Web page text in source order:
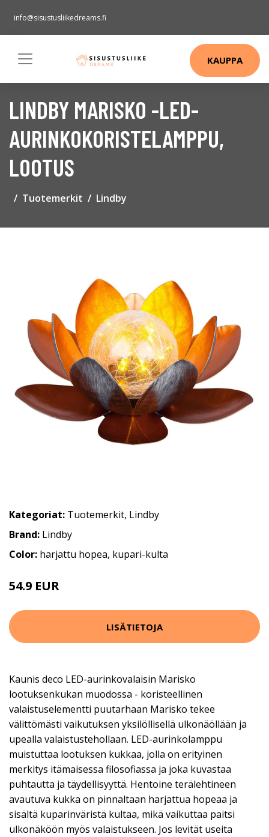
info@sisustusliikedreams.fi
KAUPPA
LINDBY MARISKO -LED-
AURINKOKORISTELAMPPU,
LOOTUS
Tuotemerkit Lindby
Kategoriat: Tuotemerkit, Lindby
Brand: Lindby
Color: harjattu hopea, kupari-kulta
54.9 EUR
LISÄTIETOJA
Kaunis deco LED-aurinkovalaisin Marisko
lootuksenkukan muodossa - koristeellinen
valaistuselementti puutarhaan Marisko tekee
välittömästi vaikutuksen yksilöllisellä ulkonäöllään ja
upealla valaistustehollaan. LED-aurinkolamppu
muistuttaa lootuksen kukkaa, jolla on erityinen
merkitys itämaisessa filosofiassa ja joka kuvastaa
puhtautta ja täydellisyyttä. Hentoine terälehtineen
avautuva kukka on pinnaltaan harjattua hopeaa ja
sisältä kuparinväristä kultaa, mikä vaikuttaa paitsi
ulkonäköön myös valaistukseen. Jos levität useita